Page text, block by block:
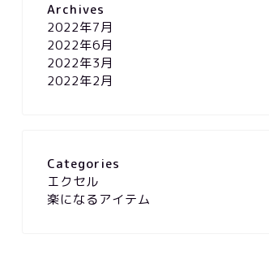
Archives
2022年7月
2022年6月
2022年3月
2022年2月
Categories
エクセル
楽になるアイテム